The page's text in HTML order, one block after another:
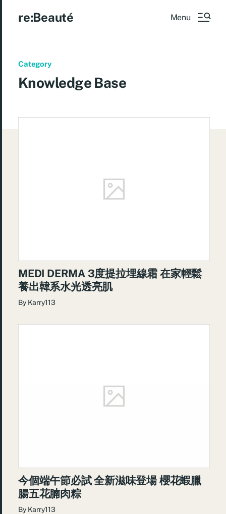
re:Beauté Menu
Category
Knowledge Base
MEDI DERMA 3度提拉埋線霜 在家輕鬆
養出韓系水光透亮肌
By Karry113
今個端午節必試 全新滋味登場 櫻花蝦臘
腸五花腩肉粽
By Karry113